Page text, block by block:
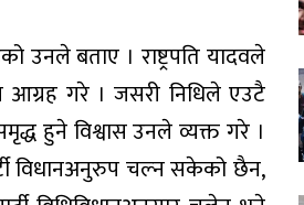
बताए । राष्ट्रपति यादवले
आग्रह गरे । जसरी निधिले एउटै
हुने विश्वास उनले व्यक्त गरे ।
विधानअनुरुप चल्न सकेको छैन,